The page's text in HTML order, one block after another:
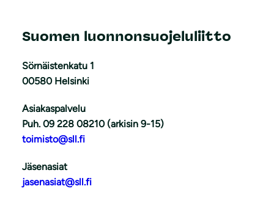
Suomen luonnonsuojeluliitto
Sörnäistenkatu 1
00580 Helsinki
Asiakaspalvelu
Puh. 09 228 08210 (arkisin 9-15)
toimisto@sll.fi
Jäsenasiat
jasenasiat@sll.fi